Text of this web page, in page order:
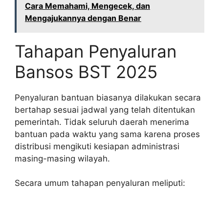
Cara Memahami, Mengecek, dan
Mengajukannya dengan Benar
Tahapan Penyaluran
Bansos BST 2025
Penyaluran bantuan biasanya dilakukan secara
bertahap sesuai jadwal yang telah ditentukan
pemerintah. Tidak seluruh daerah menerima
bantuan pada waktu yang sama karena proses
distribusi mengikuti kesiapan administrasi
masing-masing wilayah.
Secara umum tahapan penyaluran meliputi: